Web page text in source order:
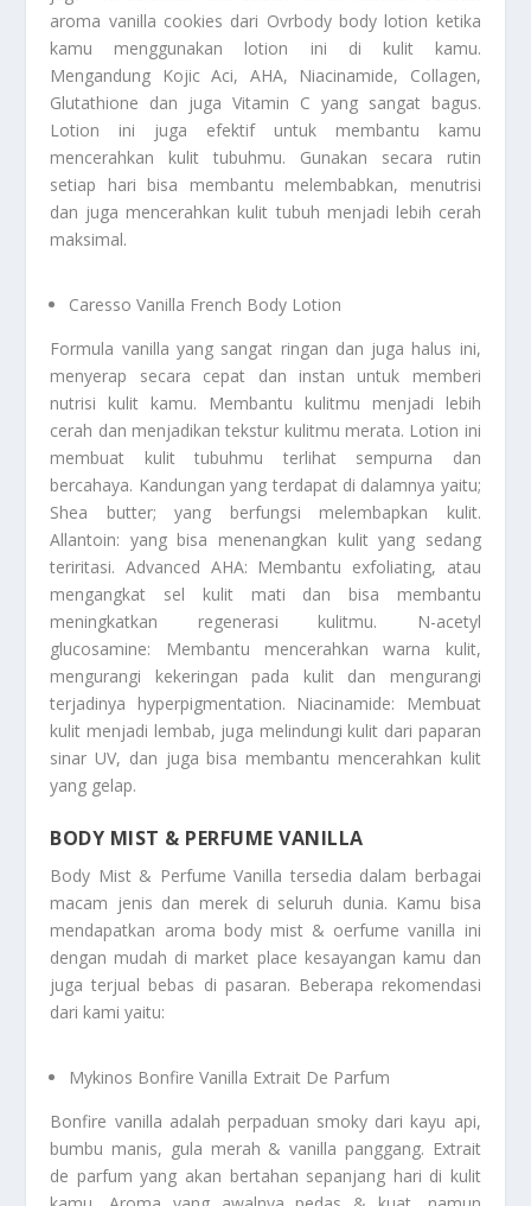
aroma vanilla cookies dari Ovrbody body lotion ketika
kamu menggunakan lotion ini di kulit kamu.
Mengandung Kojic Aci, AHA, Niacinamide, Collagen,
Glutathione dan juga Vitamin C yang sangat bagus.
Lotion ini juga efektif untuk membantu kamu
mencerahkan kulit tubuhmu. Gunakan secara rutin
setiap hari bisa membantu melembabkan, menutrisi
dan juga mencerahkan kulit tubuh menjadi lebih cerah
maksimal.
Caresso Vanilla French Body Lotion
Formula vanilla yang sangat ringan dan juga halus ini,
menyerap secara cepat dan instan untuk memberi
nutrisi kulit kamu. Membantu kulitmu menjadi lebih
cerah dan menjadikan tekstur kulitmu merata. Lotion ini
membuat kulit tubuhmu terlihat sempurna dan
bercahaya. Kandungan yang terdapat di dalamnya yaitu;
Shea butter; yang berfungsi melembapkan kulit.
Allantoin: yang bisa menenangkan kulit yang sedang
teriritasi. Advanced AHA: Membantu exfoliating, atau
mengangkat sel kulit mati dan bisa membantu
meningkatkan regenerasi kulitmu. N-acetyl
glucosamine: Membantu mencerahkan warna kulit,
mengurangi kekeringan pada kulit dan mengurangi
terjadinya hyperpigmentation. Niacinamide: Membuat
kulit menjadi lembab, juga melindungi kulit dari paparan
sinar UV, dan juga bisa membantu mencerahkan kulit
yang gelap.
BODY MIST & PERFUME VANILLA
Body Mist & Perfume Vanilla tersedia dalam berbagai
macam jenis dan merek di seluruh dunia. Kamu bisa
mendapatkan aroma body mist & oerfume vanilla ini
dengan mudah di market place kesayangan kamu dan
juga terjual bebas di pasaran. Beberapa rekomendasi
dari kami yaitu:
Mykinos Bonfire Vanilla Extrait De Parfum
Bonfire vanilla adalah perpaduan smoky dari kayu api,
bumbu manis, gula merah & vanilla panggang. Extrait
de parfum yang akan bertahan sepanjang hari di kulit